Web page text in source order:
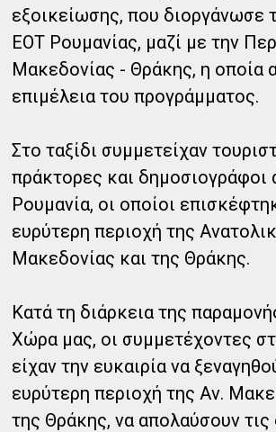
εξοικείωσης, που διοργάνωσε
ΕΟΤ Ρουμανίας, μαζί με την
Μακεδονίας - Θράκης, η οποία
επιμέλεια του προγράμματος.
Στο ταξίδι συμμετείχαν
πράκτορες και δημοσιογράφοι
Ρουμανία, οι οποίοι
ευρύτερη περιοχή της
Μακεδονίας και της Θράκης.
Κατά τη διάρκεια της
Χώρα μας, οι συμμετέχοντες
είχαν την ευκαιρία να
ευρύτερη περιοχή της Αν.
της Θράκης, να απολαύσουν